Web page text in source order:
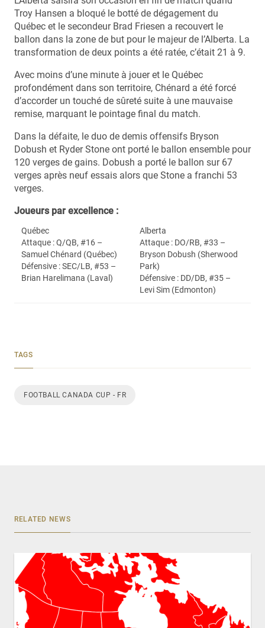
Troy Hansen a bloqué le botté de dégagement du
Québec et le secondeur Brad Friesen a recouvert le
ballon dans la zone de but pour le majeur de l’Alberta. La
transformation de deux points a été ratée, c’était 21 à 9.
Avec moins d’une minute à jouer et le Québec
profondément dans son territoire, Chénard a été forcé
d’accorder un touché de sûreté suite à une mauvaise
remise, marquant le pointage final du match.
Dans la défaite, le duo de demis offensifs Bryson
Dobush et Ryder Stone ont porté le ballon ensemble pour
120 verges de gains. Dobush a porté le ballon sur 67
verges après neuf essais alors que Stone a franchi 53
verges.
Joueurs par excellence :
Québec
Attaque : Q/QB, #16 –
Samuel Chénard (Québec)
Défensive : SEC/LB, #53 –
Brian Harelimana (Laval)
Alberta
Attaque : DO/RB, #33 –
Bryson Dobush (Sherwood
Park)
Défensive : DD/DB, #35 –
Levi Sim (Edmonton)
TAGS
FOOTBALL CANADA CUP - FR
RELATED NEWS